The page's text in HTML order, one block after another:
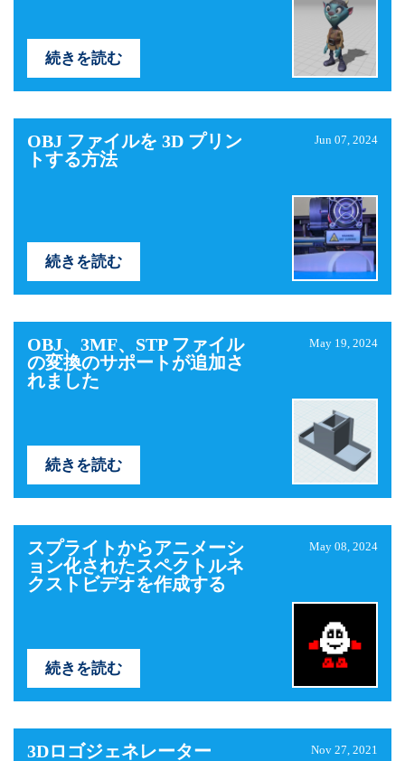
続きを読む
OBJ ファイルを 3D プリン
トする方法
Jun 07, 2024
続きを読む
OBJ、3MF、STP ファイル
の変換のサポートが追加さ
れました
May 19, 2024
続きを読む
スプライトからアニメーシ
ョン化されたスペクトルネ
クストビデオを作成する
May 08, 2024
続きを読む
3Dロゴジェネレーター Nov 27, 2021